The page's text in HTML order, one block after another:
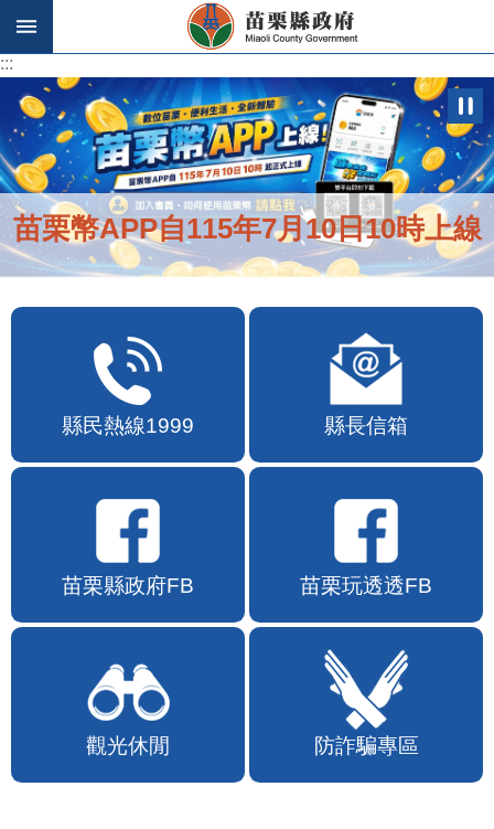
跳到主要內容區塊
:::
苗栗幣APP自115年7月10日10時上線
縣民熱線1999 縣長信箱
苗栗縣政府FB 苗栗玩透透FB
觀光休閒 防詐騙專區